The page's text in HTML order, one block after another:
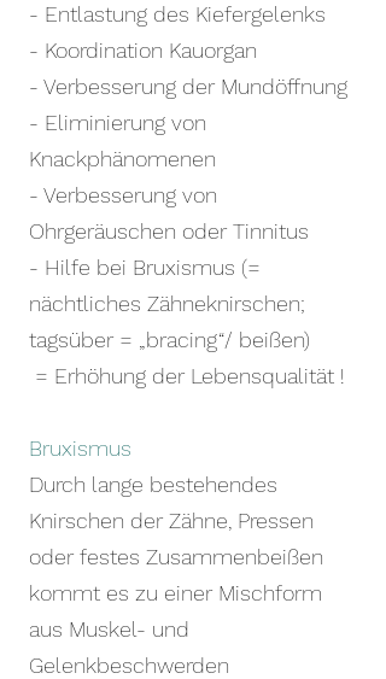
- Entlastung des Kiefergelenks
- Koordination Kauorgan
- Verbesserung der Mundöffnung
- Eliminierung von
Knackphänomenen
- Verbesserung von
Ohrgeräuschen oder Tinnitus
- Hilfe bei Bruxismus (=
nächtliches Zähneknirschen;
tagsüber = „bracing“/ beißen)
= Erhöhung der Lebensqualität !
Bruxismus
Durch lange bestehendes
Knirschen der Zähne, Pressen
oder festes Zusammenbeißen
kommt es zu einer Mischform
aus Muskel- und
Gelenkbeschwerden